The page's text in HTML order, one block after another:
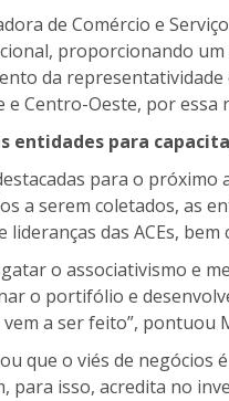
de Comércio e
proporcionando
da
Centro-Oeste, por essa
entidades para
para o
a serem coletados, as
lideranças das ACEs,
o associativismo e
o portifólio e
a ser feito”, pontuou
que o viés de
para isso, acredita no